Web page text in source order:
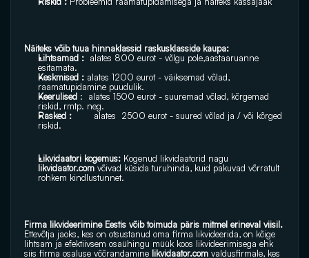
Näiteks võib tuua hinnaklassid raskusklasside kaupa:
Lihtsamad : alates 800 eurot - võlgu pole,aastaaruanne
esitamata.
Keskmised : alates 1200 eurot - väiksemad võlad,
raamatupidamine puudulik.
Keerulised :  alates 1500 eurot - suuremad võlad, kõrgemad
riskid, rmtp. neg.
Rasked :
alates  2500 eurot - suured võlad ja / või kõrged
riskid.
Likvidaatori kogemus:
likvidaator.com võivad küsida turuhinda, kuid pakuvad võrratult
rohkem kindlustunnet.
Firma likvideerimine Eestis võib toimuda päris mitmel erineval viisil.
Ettevõtja jaoks, kes on otsustanud oma firma likvideerida, on kõige
lihtsam ja efektiivsem osaühingu müük koos likvideerimisega ehk
siis firma osaluse võõrandamine likvidaator.com valdusfirmale, kes